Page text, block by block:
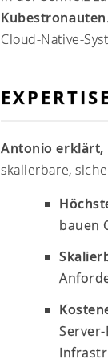
Kubestronauten
Cloud-Native-
Antonio erklärt,
skalierbare,
bauen